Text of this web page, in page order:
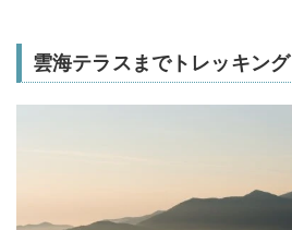
雲海テラスまでトレッキング